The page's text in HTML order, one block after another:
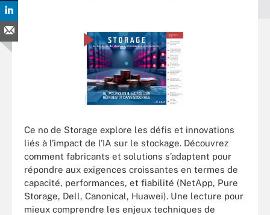
Ce no de Storage explore les défis et innovations
liés à l’impact de l’IA sur le stockage. Découvrez
comment fabricants et solutions s’adaptent pour
répondre aux exigences croissantes en termes de
capacité, performances, et fiabilité (NetApp, Pure
Storage, Dell, Canonical, Huawei). Une lecture pour
mieux comprendre les enjeux techniques de